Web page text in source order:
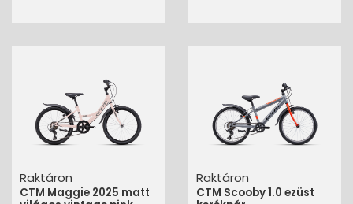
Raktáron
CTM Maggie 2025 matt
Raktáron
CTM Scooby 1.0 ezüst